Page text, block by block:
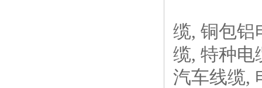
缆, 铜包铝
缆, 特种电
汽车线缆,